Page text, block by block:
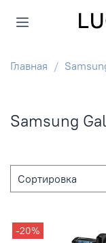
Главная
Samsung
-20%